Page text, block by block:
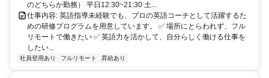
のどちらか勤務） 平日12:30~21:30 土...
仕事内容: 英語指導未経験でも、プロの英語コーチとして活躍するた
めの研修プログラムを用意しています。 ✅ 場所にとらわれず、フル
リモートで働きたい ✅ 英語力を活かして、自分らしく働ける仕事を
したい...
社員登用あり フルリモート 昇給あり